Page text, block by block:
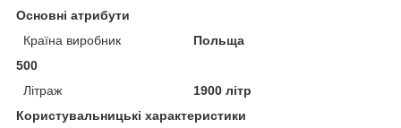
Основні атрибути
Країна виробник
Польща
500
Літраж
1900 літр
Користувальницькі характеристики